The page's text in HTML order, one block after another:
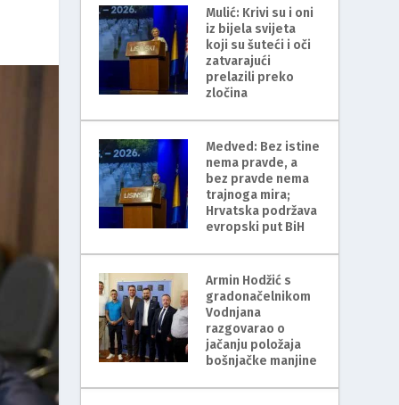
Mulić: Krivi su i oni
iz bijela svijeta
koji su šuteći i oči
zatvarajući
prelazili preko
zločina
Medved: Bez istine
nema pravde, a
bez pravde nema
trajnoga mira;
Hrvatska podržava
evropski put BiH
Armin Hodžić s
gradonačelnikom
Vodnjana
razgovarao o
jačanju položaja
bošnjačke manjine